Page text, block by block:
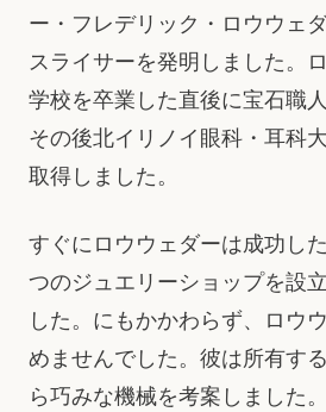
ー・フレデリック・ロウウェ
スライサーを発明しました。
学校を卒業した直後に宝石職
その後北イリノイ眼科・耳科
取得しました。
すぐにロウウェダーは成功し
つのジュエリーショップを設
した。にもかかわらず、ロウ
めませんでした。彼は所有す
ら巧みな機械を考案しました